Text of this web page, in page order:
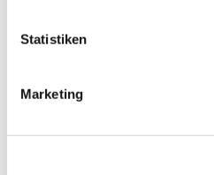
Statistiken
Marketing
Sonstige